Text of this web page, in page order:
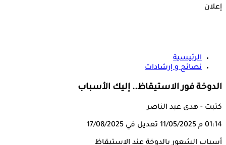
إعلان
الرئيسية
نصائح و إرشادات
الدوخة فور الاستيقاظ.. إليك الأسباب
كتبت - هدى عبد الناصر
01:14 م 11/05/2025 تعديل في 17/08/2025
أسباب الشعور بالدوخة عند الاستيقاظ